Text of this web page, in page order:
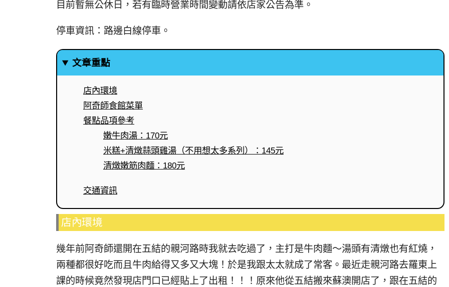
目前暫無公休日，若有臨時營業時間變動請依店家公告為準。
停車資訊：路邊白線停車。
文章重點
店內環境
阿奇師食館菜單
餐點品項參考
嫩牛肉湯：170元
米糕+清燉蒜頭雞湯（不用想太多系列）：145元
清燉嫩筋肉麵：180元
交通資訊
店內環境
幾年前阿奇師還開在五結的親河路時我就去吃過了，主打是牛肉麵～湯頭有清燉也有紅燒，
兩種都很好吃而且牛肉給得又多又大塊！於是我跟太太就成了常客。最近走親河路去羅東上
課的時候竟然發現店門口已經貼上了出租！！！原來他從五結搬來蘇澳開店了，跟在五結的